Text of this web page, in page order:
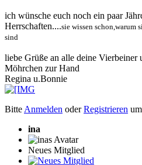
ich wünsche euch noch ein paar
Herrschaften....sie wissen schon,warum
sind
liebe Grüße an alle deine Vierbeiner
Möhrchen zur Hand
Regina u.Bonnie
Bitte Anmelden oderRegistrieren
ina
Neues Mitglied